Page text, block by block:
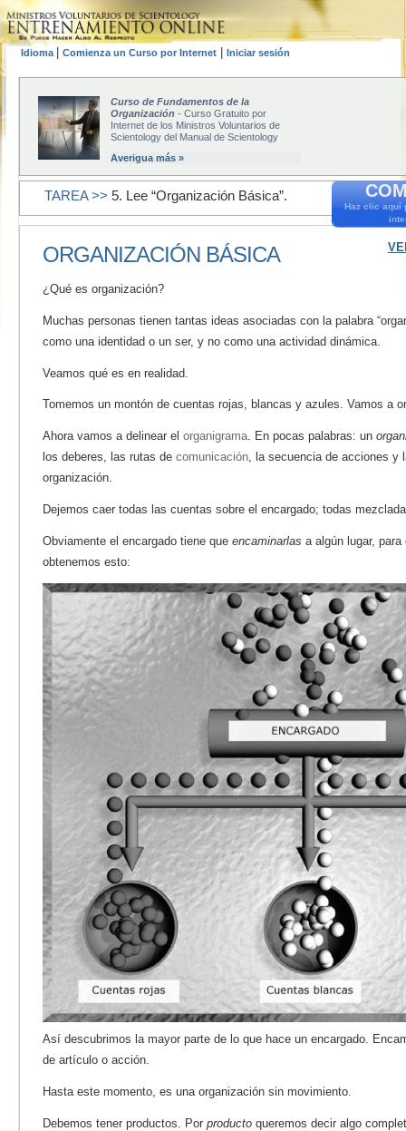
Idioma Comienza un Curso por Internet Iniciar sesión
Curso de Fundamentos de la
Organización - Curso Gratuito por
Internet de los Ministros Voluntarios de
Scientology del Manual de Scientology
Averigua más »
Haz clic aquí
TAREA >> 5. Lee “Organización Básica”.
ORGANIZACIÓN BÁSICA
¿Qué es organización?
Muchas personas tienen tantas ideas asociadas con la palabra
como una identidad o un ser, y no como una actividad dinámica.
Veamos qué es en realidad.
Tomemos un montón de cuentas rojas, blancas y azules. Vamos a
Ahora vamos a delinear el organigrama. En pocas palabras: un
los deberes, las rutas de comunicación, la secuencia de acciones y
organización.
Dejemos caer todas las cuentas sobre el encargado; todas
Obviamente el encargado tiene que encaminarlas a algún lugar,
obtenemos esto:
Así descubrimos la mayor parte de lo que hace un encargado.
de artículo o acción.
Hasta este momento, es una organización sin movimiento.
Debemos tener productos. Por producto queremos decir algo